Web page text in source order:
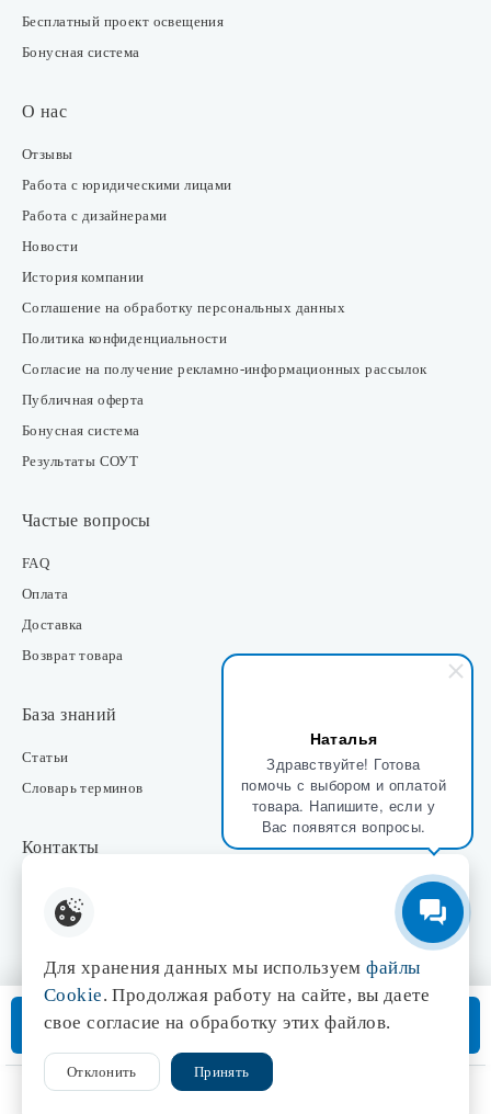
Наталья
Здравствуйте! Готова
помочь с выбором и оплатой
товара. Напишите, если у
Вас появятся вопросы.
Бесплатный проект освещения
Бонусная система
О нас
Отзывы
Работа с юридическими лицами
Работа с дизайнерами
Новости
История компании
Соглашение на обработку персональных данных
Политика конфиденциальности
Согласие на получение рекламно-информационных рассылок
Публичная оферта
Бонусная система
Результаты СОУТ
Частые вопросы
FAQ
Оплата
Доставка
Возврат товара
База знаний
Статьи
Словарь терминов
Контакты
Интернет-магазин
Отдел маркетинга
© 1998-2026 Центр света «Эдисон»
В корзину
Доставка от 3 дней
Для хранения данных мы используемфайлы
Cookie. Продолжая работу на сайте, вы даете
свое согласие на обработку этих файлов.
Отклонить Принять